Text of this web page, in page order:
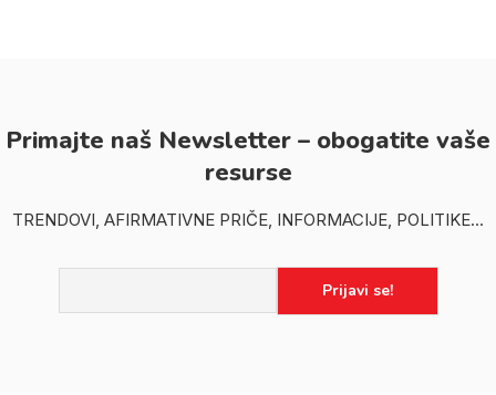
Primajte naš Newsletter – obogatite vaše
resurse
TRENDOVI, AFIRMATIVNE PRIČE, INFORMACIJE, POLITIKE...